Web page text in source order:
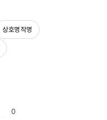
상호명작명
0